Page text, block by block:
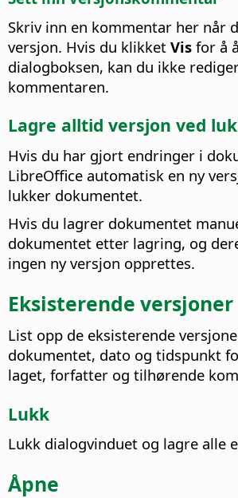
Skriv inn en kommentar her når
versjon. Hvis du klikket Vis for å
dialogboksen, kan du ikke
kommentaren.
Lagre alltid versjon ved
Hvis du har gjort endringer i
LibreOffice automatisk en ny
lukker dokumentet.
Hvis du lagrer dokumentet
dokumentet etter lagring, og
ingen ny versjon opprettes.
Eksisterende versjoner
List opp de eksisterende
dokumentet, dato og tidspunkt
laget, forfatter og tilhørende
Lukk
Lukk dialogvinduet og lagre alle
Åpne